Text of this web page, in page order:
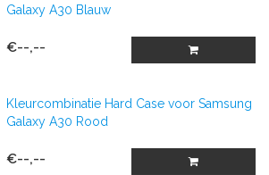
Galaxy A30 Blauw
€--,--
Kleurcombinatie Hard Case voor Samsung
Galaxy A30 Rood
€--,--